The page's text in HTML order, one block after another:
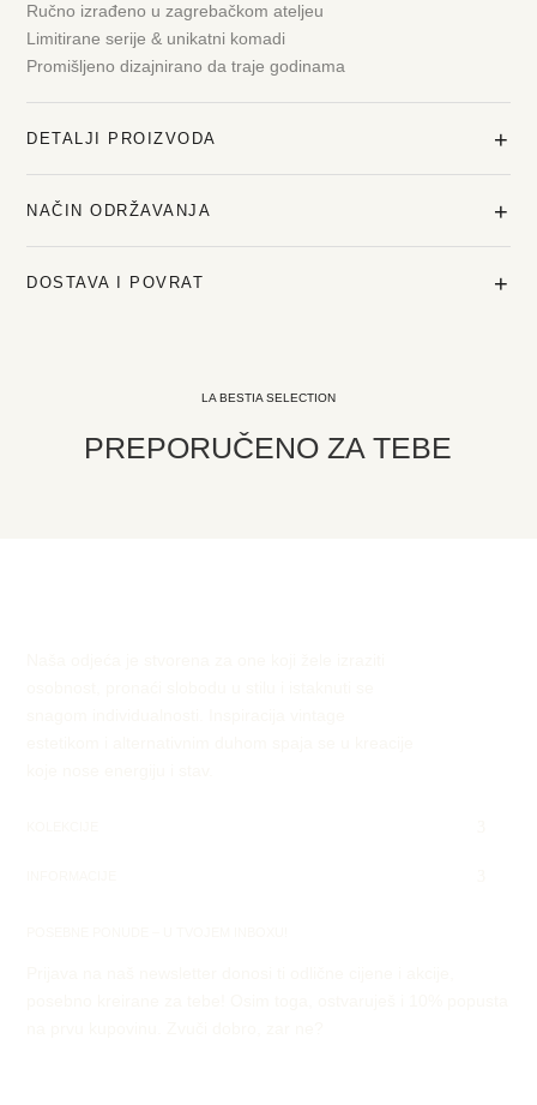
Ručno izrađeno u zagrebačkom ateljeu
Limitirane serije & unikatni komadi
Promišljeno dizajnirano da traje godinama
DETALJI PROIZVODA +
NAČIN ODRŽAVANJA +
DOSTAVA I POVRAT +
LA BESTIA SELECTION
PREPORUČENO ZA TEBE